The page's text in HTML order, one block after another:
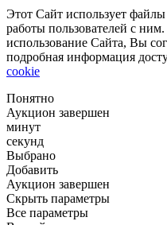
Этот Сайт использует
работы пользователей с
использование Сайта, Вы
подробная информация
cookie
Понятно
Аукцион завершен
минут
секунд
Выбрано
Добавить
Аукцион завершен
Скрыть параметры
Все параметры